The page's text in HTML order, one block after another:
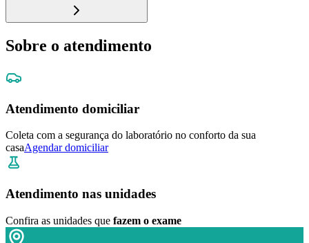
Sobre o atendimento
Atendimento domiciliar
Coleta com a segurança do laboratório no conforto da sua
casaAgendar domiciliar
Atendimento nas unidades
Confira as unidades que fazem o exame